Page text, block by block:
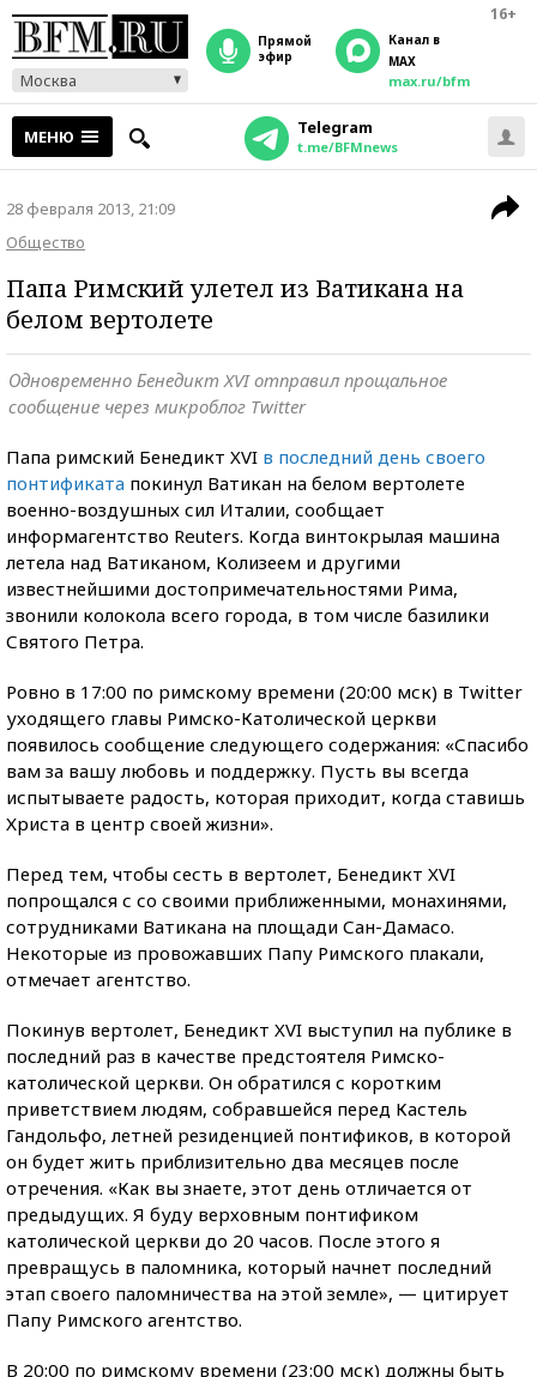
16+
Москва
прямой
эфир
Канал в
MAX
max.ru/bfm
МЕНЮ Telegram
t.me/BFMnews
28 февраля 2013, 21:09
Общество
Папа Римский улетел из Ватикана на
белом вертолете
Одновременно Бенедикт XVI отправил прощальное
сообщение через микроблог Twitter
Папа римский Бенедикт XVI в последний день своего
понтификата покинул Ватикан на белом вертолете
военно-воздушных сил Италии, сообщает
информагентство Reuters. Когда винтокрылая машина
летела над Ватиканом, Колизеем и другими
известнейшими достопримечательностями Рима,
звонили колокола всего города, в том числе базилики
Святого Петра.
Ровно в 17:00 по римскому времени (20:00 мск) в Twitter
уходящего главы Римско-Католической церкви
появилось сообщение следующего содержания: «Спасибо
вам за вашу любовь и поддержку. Пусть вы всегда
испытываете радость, которая приходит, когда ставишь
Христа в центр своей жизни».
Перед тем, чтобы сесть в вертолет, Бенедикт XVI
попрощался с со своими приближенными, монахинями,
сотрудниками Ватикана на площади Сан-Дамасо.
Некоторые из провожавших Папу Римского плакали,
отмечает агентство.
Покинув вертолет, Бенедикт XVI выступил на публике в
последний раз в качестве предстоятеля Римско-
католической церкви. Он обратился с коротким
приветствием людям, собравшейся перед Кастель
Гандольфо, летней резиденцией понтификов, в которой
он будет жить приблизительно два месяцев после
отречения. «Как вы знаете, этот день отличается от
предыдущих. Я буду верховным понтификом
католической церкви до 20 часов. После этого я
превращусь в паломника, который начнет последний
этап своего паломничества на этой земле», — цитирует
Папу Римского агентство.
В 20:00 по римскому времени (23:00 мск) должны быть